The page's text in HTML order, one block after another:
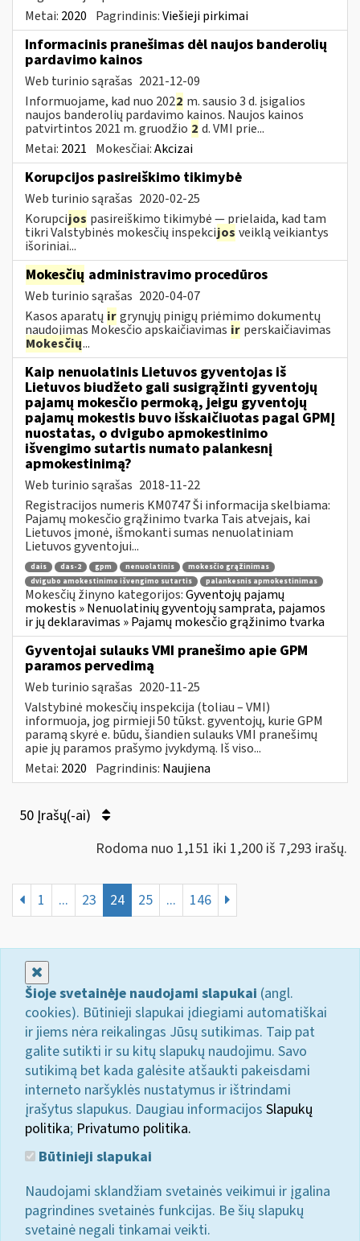
Metai: 2020 Pagrindinis:Viešieji pirkimai
Informacinis pranešimas dėl naujos banderolių
pardavimo kainos
Web turinio sąrašas 2021-12-09
Informuojame, kad nuo 2022 m. sausio 3 d. įsigalios
naujos banderolių pardavimo kainos. Naujos kainos
patvirtintos 2021 m. gruodžio 2 d. VMI prie...
Metai: 2021 Mokesčiai:Akcizai
Korupcijos pasireiškimo tikimybė
Web turinio sąrašas 2020-02-25
Korupcijos pasireiškimo tikimybė — prielaida, kad tam
tikri Valstybinės mokesčių inspekcijos veiklą veikiantys
išoriniai...
Mokesčių administravimo procedūros
Web turinio sąrašas 2020-04-07
Kasos aparatų irgrynųjų pinigų priėmimo dokumentų
naudojimas Mokesčio apskaičiavimas ir perskaičiavimas
Mokesčių...
Kaip nenuolatinis Lietuvos gyventojas iš
Lietuvos biudžeto gali susigrąžinti gyventojų
pajamų mokesčio permoką, jeigu gyventojų
pajamų mokestis buvo išskaičiuotas pagal GPMĮ
nuostatas, o dvigubo apmokestinimo
išvengimo sutartis numato palankesnį
apmokestinimą?
Web turinio sąrašas 2018-11-22
Registracijos numeris KM0747 Ši informacija skelbiama:
Pajamų mokesčio grąžinimo tvarka Tais atvejais, kai
Lietuvos įmonė, išmokanti sumas nenuolatiniam
Lietuvos gyventojui...
dais das-2 gpm nenuolatinis
mokesčio grąžinimas
dvigubo amokestinimo išvengimo sutartis
palankesnis apmokestinimas
Mokesčių žinyno kategorijos:Gyventojų pajamų
mokestis » Nenuolatinių gyventojų samprata, pajamos
ir jų deklaravimas » Pajamų mokesčio grąžinimo tvarka
Gyventojai sulauks VMI pranešimo apie GPM
paramos pervedimą
Web turinio sąrašas 2020-11-25
Valstybinė mokesčių inspekcija (toliau – VMI)
informuoja, jog pirmieji 50 tūkst. gyventojų, kurie GPM
paramą skyrė e. būdu, šiandien sulauks VMI pranešimų
apie jų paramos prašymo įvykdymą. Iš viso...
Metai: 2020 Pagrindinis: Naujiena
50 Įrašų(-ai)
Rodoma nuo 1,151 iki 1,200 iš 7,293 irašų.
1 ... 23 24 25 ... 146
Šioje svetainėje naudojami slapukai (angl.
cookies). Būtinieji slapukai įdiegiami automatiškai
ir jiems nėra reikalingas Jūsų sutikimas. Taip pat
galite sutikti ir su kitų slapukų naudojimu. Savo
sutikimą bet kada galėsite atšaukti pakeisdami
interneto naršyklės nustatymus ir ištrindami
įrašytus slapukus. Daugiau informacijos Slapukų
politika; Privatumo politika.
Būtinieji slapukai
Naudojami sklandžiam svetainės veikimui ir įgalina
pagrindines svetainės funkcijas. Be šių slapukų
svetainė negali tinkamai veikti.